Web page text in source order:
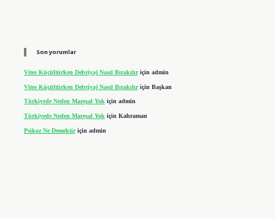
Son yorumlar
Vites Küçültürken Debriyaj Nasıl Bırakılıriçin admin
Vites Küçültürken Debriyaj Nasıl Bırakılıriçin Başkan
Türkiyede Neden Mareşal Yokiçin admin
Türkiyede Neden Mareşal Yok için Kahraman
Psikoz Ne Demektiriçin admin